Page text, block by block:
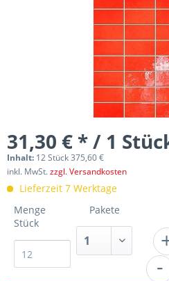
31,30 € * / 1
Inhalt: 12 Stück 375,60 €
inkl. MwSt.zzgl. Versandkosten
Lieferzeit 7 Werktage
Menge
Stück
Pakete
-